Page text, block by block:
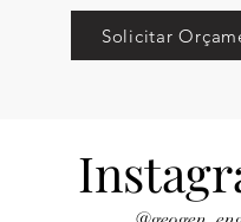
Solicitar